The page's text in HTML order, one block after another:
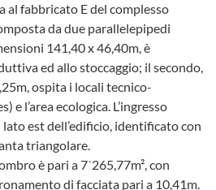
al fabbricato E del complesso
da due parallelepipedi
141,40 x 46,40m, è
ed allo stoccaggio; il secondo,
ospita i locali tecnico-
l’area ecologica. L’ingresso
est dell’edificio, identificato con
triangolare.
è pari a 7˙265,77m², con
di facciata pari a 10,41m.